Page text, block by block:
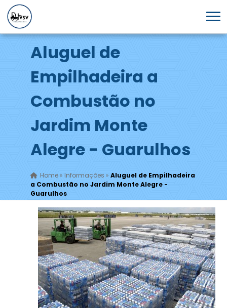
Aluguel de
Empilhadeira a
Combustão no
Jardim Monte
Alegre - Guarulhos
Home» Informações » Aluguel de Empilhadeira
a Combustão no Jardim Monte Alegre -
Guarulhos